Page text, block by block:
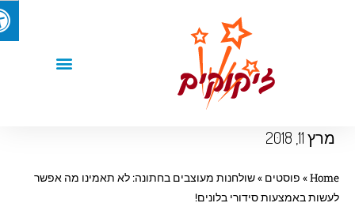
11, 2018
»פוסטים»שולחנות מעוצבים בחתונה: לא תאמינו מה אפשר
באמצעות סידורי בלונים!